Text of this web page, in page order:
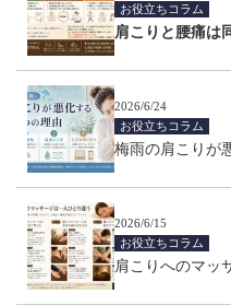
お役立ちコラム
肩こりと腰痛は
2026/6/24
お役立ちコラム
梅雨の肩こりが
2026/6/15
お役立ちコラム
肩こりへのマッ